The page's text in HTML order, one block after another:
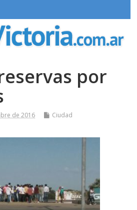
por
de 2016 Ciudad